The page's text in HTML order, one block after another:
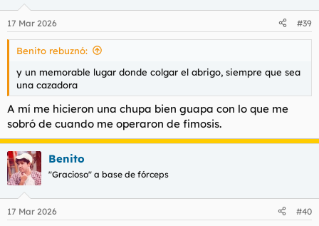
e
s
17 Mar 2026 #39
Benito rebuznó:
y un memorable lugar donde colgar el abrigo, siempre que sea
una cazadora
A mí me hicieron una chupa bien guapa con lo que me
sobró de cuando me operaron de fimosis.
Benito
"Gracioso" a base de fórceps
17 Mar 2026 #40